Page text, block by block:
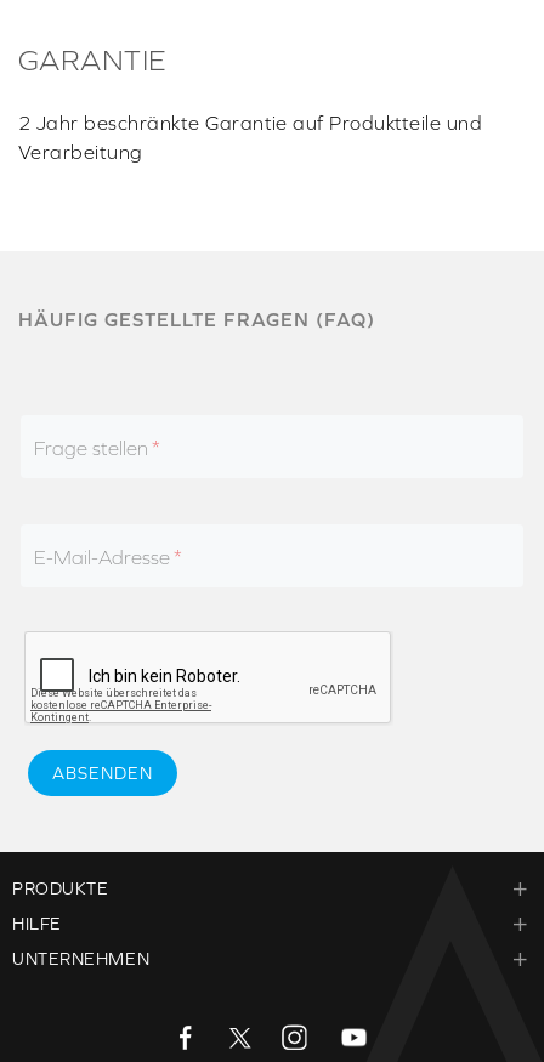
GARANTIE
2 Jahr beschränkte Garantie auf Produktteile und
Verarbeitung
HÄUFIG GESTELLTE FRAGEN (FAQ)
Frage stellen
E-Mail-Adresse
ABSENDEN
PRODUKTE
HILFE
UNTERNEHMEN